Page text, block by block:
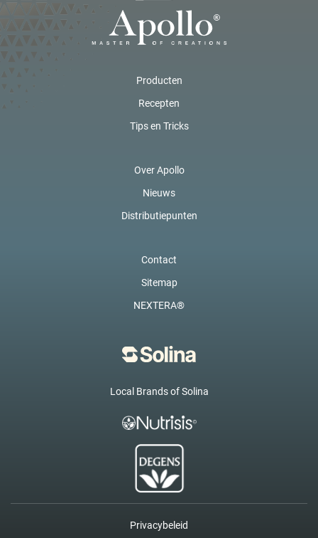
Producten
Recepten
Tips en Tricks
Over Apollo
Nieuws
Distributiepunten
Contact
Sitemap
NEXTERA®
Local Brands of Solina
Privacybeleid